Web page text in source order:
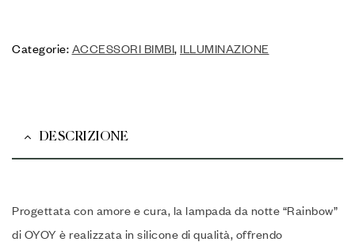
Categorie: ACCESSORI BIMBI, ILLUMINAZIONE
DESCRIZIONE
Progettata con amore e cura, la lampada da notte “Rainbow”
di OYOY è realizzata in silicone di qualità, offrendo